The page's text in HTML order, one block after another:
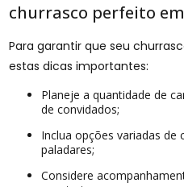
churrasco perfeito
Para garantir que seu
estas dicas importantes:
Planeje a quantidade de carne de acordo com o número
de convidados;
Inclua opções variadas de cortes para agradar diferentes
paladares;
Considere acompanhamentos tradicionais e opções para